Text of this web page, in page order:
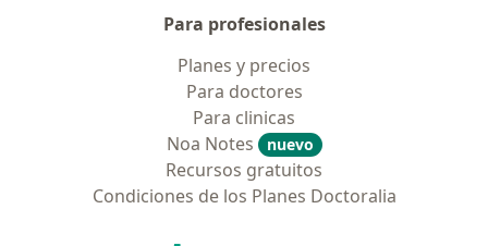
Para profesionales
Planes y precios
Para doctores
Para clinicas
Noa Notes
nuevo
Recursos gratuitos
Condiciones de los Planes Doctoralia